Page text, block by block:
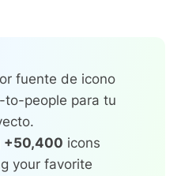
fuente de icono
people para tu
+50,400 icons
your favorite